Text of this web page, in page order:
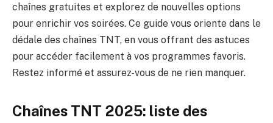
chaînes gratuites et explorez de nouvelles options
pour enrichir vos soirées. Ce guide vous oriente dans le
dédale des chaînes TNT, en vous offrant des astuces
pour accéder facilement à vos programmes favoris.
Restez informé et assurez-vous de ne rien manquer.
Chaînes TNT 2025: liste des